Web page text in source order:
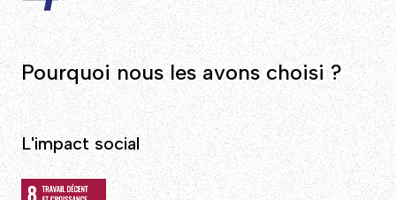
Pourquoi nous les avons choisi ?
L'impact social